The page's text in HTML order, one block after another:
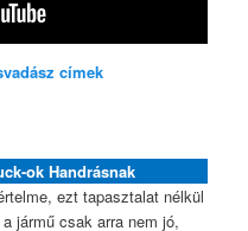
címek
ok Handrásnak
ezt tapasztalat nélkül
jármű csak arra nem jó,